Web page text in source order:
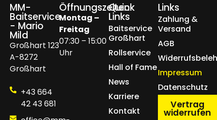
MM-
Baitservice
- Mario
Mild
Großhart 123
A-8272
Großhart
+43 664
42 43 681
Öffnungszeiten
Montag –
Freitag
07:30 – 15:00
Uhr
Quick
Links
Baitservice
Großhart
Rollservice
Hall of Fame
News
Karriere
Kontakt
Links
Zahlung &
Versand
AGB
Impressum
Datenschutz
Vertrag
widerrufen